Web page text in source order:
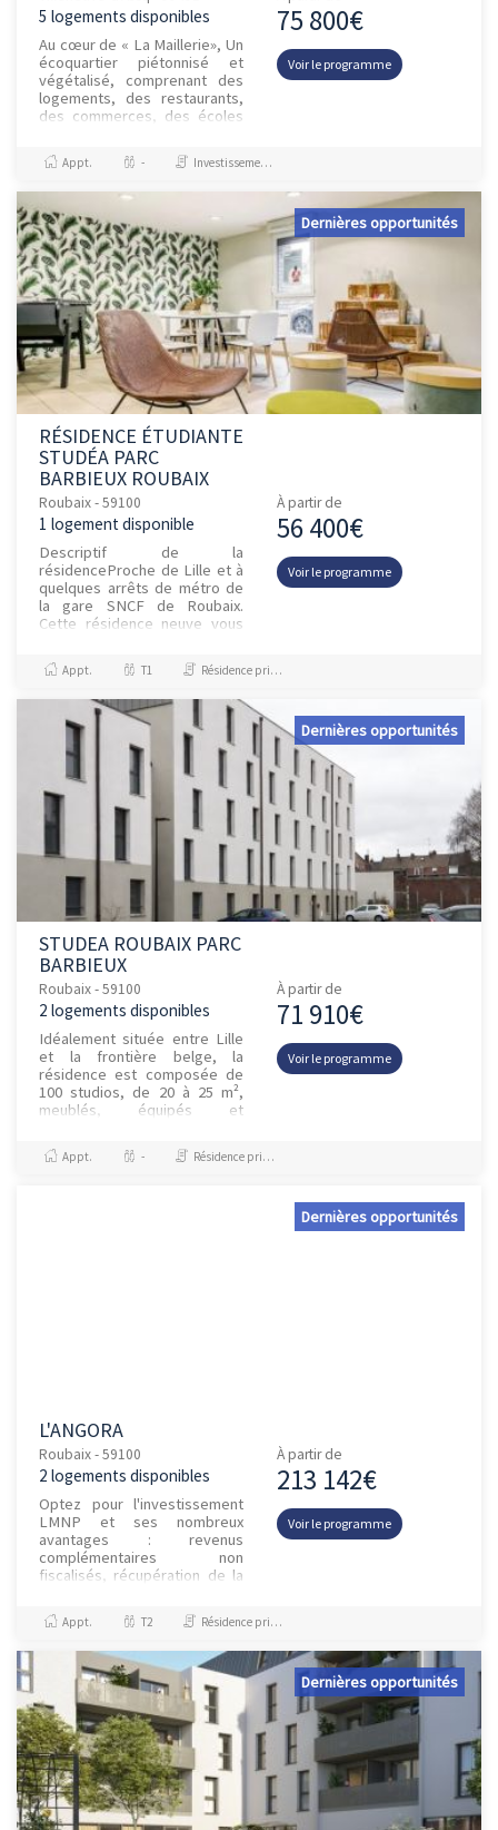
5 logements disponibles
Au cœur de « La Maillerie», Un
écoquartier piétonnisé et
végétalisé, comprenant des
logements, des restaurants,
des commerces, des écoles
centre de...
75 800€
Voir le programme
Appt. - Investissement et Défiscalisation
Dernières opportunités
RÉSIDENCE ÉTUDIANTE
STUDÉA PARC
BARBIEUX ROUBAIX
Roubaix - 59100
1 logement disponible
Descriptif de la
résidenceProche de Lille et à
quelques arrêts de métro de
la gare SNCF de Roubaix.
Cette résidence neuve vous
agréable grâce à: la proximité
du pa...
À partir de
56 400€
Voir le programme
Appt. T1 Résidence principale / PTZ, Investissement et Défiscalisation
Dernières opportunités
STUDEA ROUBAIX PARC
BARBIEUX
Roubaix - 59100
2 logements disponibles
Idéalement située entre Lille
et la frontière belge, la
résidence est composée de
100 studios, de 20 à 25 m²,
meublés, équipés et
Les étudiants peuvent
profiter...
À partir de
71 910€
Voir le programme
Appt. - Résidence principale / PTZ, Investissement et Défiscalisation
Dernières opportunités
L'ANGORA
Roubaix - 59100
2 logements disponibles
Optez pour l'investissement
LMNP et ses nombreux
avantages : revenus
complémentaires non
fiscalisés, récupération de la
commercial, pérennité et
sécurité de...
À partir de
213 142€
Voir le programme
Appt. T2 Résidence principale / PTZ, Investissement et Défiscalisation
Dernières opportunités